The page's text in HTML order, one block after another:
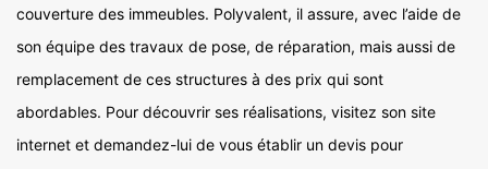
couverture des immeubles. Polyvalent, il assure, avec l’aide de
son équipe des travaux de pose, de réparation, mais aussi de
remplacement de ces structures à des prix qui sont
abordables. Pour découvrir ses réalisations, visitez son site
internet et demandez-lui de vous établir un devis pour